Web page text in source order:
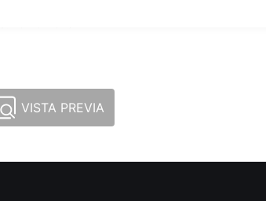
VISTA PREVIA